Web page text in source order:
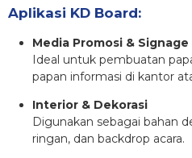
Aplikasi KD Board:
Media Promosi & Signage
Ideal untuk pembuatan
papan informasi di kantor
Interior & Dekorasi
Digunakan sebagai bahan
ringan, dan backdrop acara.